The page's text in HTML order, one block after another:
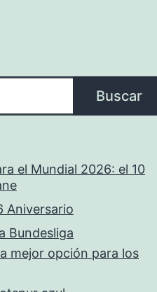
Buscar
el Mundial 2026: el 10
Aniversario
Bundesliga
mejor opción para los